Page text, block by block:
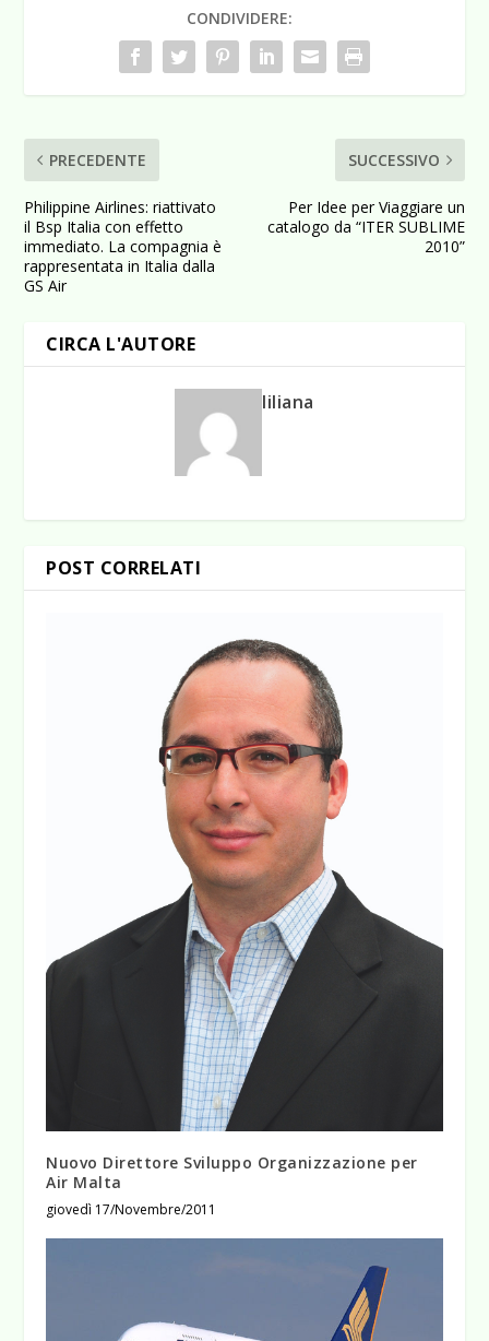
CONDIVIDERE:
PRECEDENTE
Philippine Airlines: riattivato
il Bsp Italia con effetto
immediato. La compagnia è
rappresentata in Italia dalla
GS Air
SUCCESSIVO
Per Idee per Viaggiare un
catalogo da “ITER SUBLIME
2010”
CIRCA L'AUTORE
liliana
POST CORRELATI
Nuovo Direttore Sviluppo Organizzazione per
Air Malta
giovedì 17/Novembre/2011